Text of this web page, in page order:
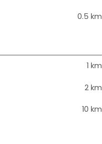
0.5 km
1 km
2 km
10 km